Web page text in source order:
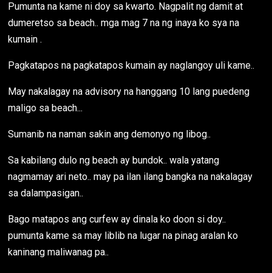
Pumunta na kame ni doy sa kwarto. Nagpalit ng damit at
dumeretso sa beach.. mga mag 7 na ng inaya ko sya na
kumain .
Pagkatapos na pagkatapos kumain ay naglangoy uli kame..
May nakalagay na advisory na hanggang 10 lang puedeng
maligo sa beach...
Sumanib na naman sakin ang demonyo ng libog..
Sa kabilang dulo ng beach ay bundok.. wala yatang
nagmamay ari neto.. may pa ilan ilang bangka na nakalagay
sa dalampasigan..
Bago matapos ang curfew ay dinala ko doon si doy..
pumunta kame sa may liblib na lugar na pinag aralan ko
kaninang maliwanag pa..